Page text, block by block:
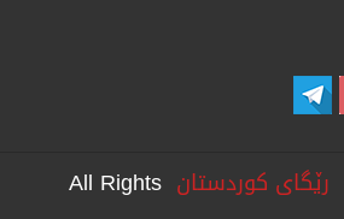
رێگای كوردستان All Rights